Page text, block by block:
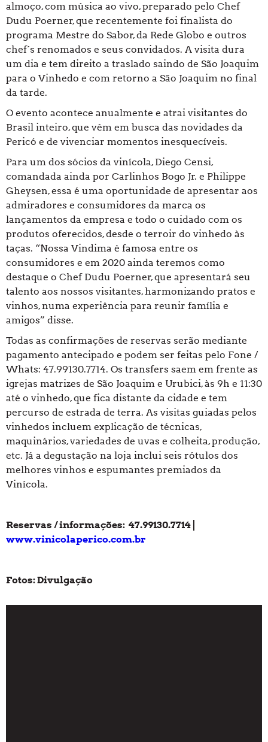
almoço, com música ao vivo, preparado pelo Chef
Dudu Poerner, que recentemente foi finalista do
programa Mestre do Sabor, da Rede Globo e outros
chef´s renomados e seus convidados. A visita dura
um dia e tem direito a traslado saindo de São Joaquim
para o Vinhedo e com retorno a São Joaquim no final
da tarde.
O evento acontece anualmente e atrai visitantes do
Brasil inteiro, que vêm em busca das novidades da
Pericó e de vivenciar momentos inesquecíveis.
Para um dos sócios da vinícola, Diego Censi,
comandada ainda por Carlinhos Bogo Jr. e Philippe
Gheysen, essa é uma oportunidade de apresentar aos
admiradores e consumidores da marca os
lançamentos da empresa e todo o cuidado com os
produtos oferecidos, desde o terroir do vinhedo às
taças. “Nossa Vindima é famosa entre os
consumidores e em 2020 ainda teremos como
destaque o Chef Dudu Poerner, que apresentará seu
talento aos nossos visitantes, harmonizando pratos e
vinhos, numa experiência para reunir família e
amigos” disse.
Todas as confirmações de reservas serão mediante
pagamento antecipado e podem ser feitas pelo Fone /
Whats: 47.99130.7714. Os transfers saem em frente as
igrejas matrizes de São Joaquim e Urubici, às 9h e 11:30
até o vinhedo, que fica distante da cidade e tem
percurso de estrada de terra. As visitas guiadas pelos
vinhedos incluem explicação de técnicas,
maquinários, variedades de uvas e colheita, produção,
etc. Já a degustação na loja inclui seis rótulos dos
melhores vinhos e espumantes premiados da
Vinícola.
Reservas / informações: 47.99130.7714 |
www.vinicolaperico.com.br
Fotos: Divulgação